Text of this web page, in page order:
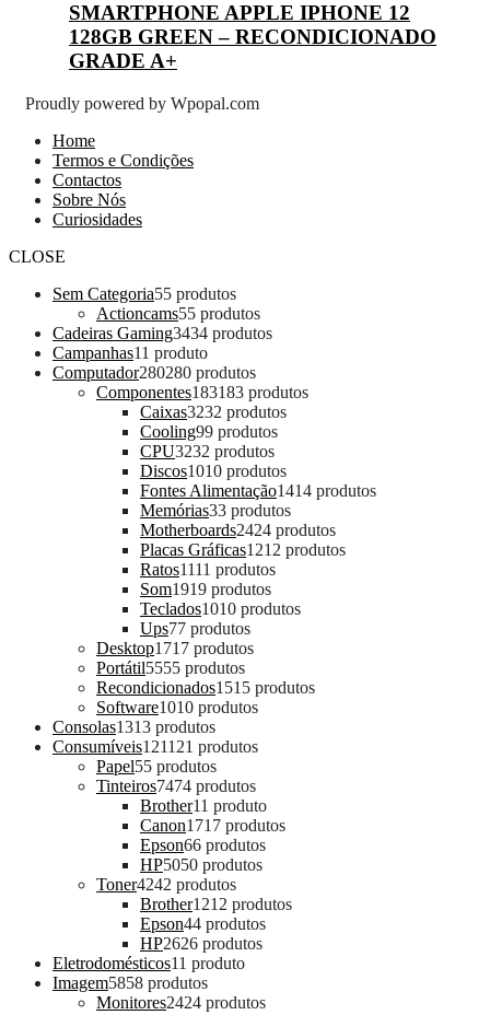
SMARTPHONE APPLE IPHONE 12
128GB GREEN – RECONDICIONADO
GRADE A+
Proudly powered by Wpopal.com
Home
Termos e Condições
Contactos
Sobre Nós
Curiosidades
CLOSE
Sem Categoria55 produtos
Actioncams55 produtos
Cadeiras Gaming3434 produtos
Campanhas11 produto
Computador280280 produtos
Componentes183183 produtos
Caixas3232 produtos
Cooling99 produtos
CPU3232 produtos
Discos1010 produtos
Fontes Alimentação1414 produtos
Memórias33 produtos
Motherboards2424 produtos
Placas Gráficas1212 produtos
Ratos1111 produtos
Som1919 produtos
Teclados1010 produtos
Ups77 produtos
Desktop1717 produtos
Portátil5555 produtos
Recondicionados1515 produtos
Software1010 produtos
Consolas1313 produtos
Consumíveis121121 produtos
Papel55 produtos
Tinteiros7474 produtos
Brother11 produto
Canon1717 produtos
Epson66 produtos
HP5050 produtos
Toner4242 produtos
Brother1212 produtos
Epson44 produtos
HP2626 produtos
Eletrodomésticos11 produto
Imagem5858 produtos
Monitores2424 produtos